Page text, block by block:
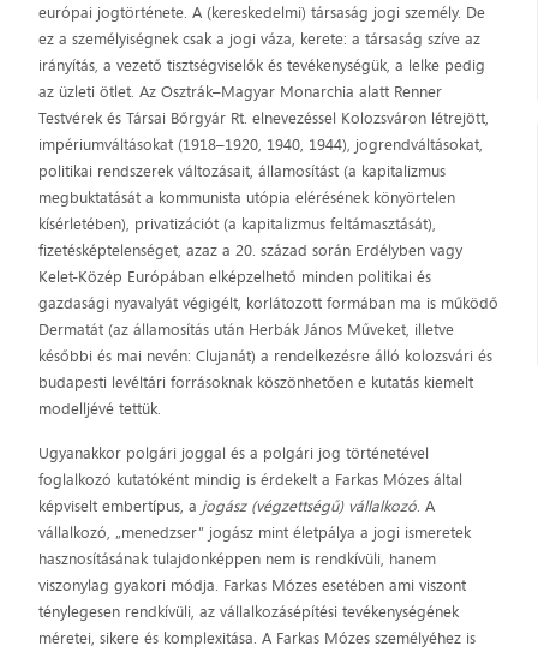
európai jogtörténete. A (kereskedelmi) társaság jogi személy. De
ez a személyiségnek csak a jogi váza, kerete: a társaság szíve az
irányítás, a vezető tisztségviselők és tevékenységük, a lelke pedig
az üzleti ötlet. Az Osztrák–Magyar Monarchia alatt Renner
Testvérek és Társai Bőrgyár Rt. elnevezéssel Kolozsváron létrejött,
impériumváltásokat (1918–1920, 1940, 1944), jogrendváltásokat,
politikai rendszerek változásait, államosítást (a kapitalizmus
megbuktatását a kommunista utópia elérésének könyörtelen
kísérletében), privatizációt (a kapitalizmus feltámasztását),
fizetésképtelenséget, azaz a 20. század során Erdélyben vagy
Kelet-Közép Európában elképzelhető minden politikai és
gazdasági nyavalyát végigélt, korlátozott formában ma is működő
Dermatát (az államosítás után Herbák János Műveket, illetve
későbbi és mai nevén: Clujanát) a rendelkezésre álló kolozsvári és
budapesti levéltári forrásoknak köszönhetően e kutatás kiemelt
modelljévé tettük.
Ugyanakkor polgári joggal és a polgári jog történetével
foglalkozó kutatóként mindig is érdekelt a Farkas Mózes által
képviselt embertípus, a jogász (végzettségű) vállalkozó. A
vállalkozó, „menedzser” jogász mint életpálya a jogi ismeretek
hasznosításának tulajdonképpen nem is rendkívüli, hanem
viszonylag gyakori módja. Farkas Mózes esetében ami viszont
ténylegesen rendkívüli, az vállalkozásépítési tevékenységének
méretei, sikere és komplexitása. A Farkas Mózes személyéhez is